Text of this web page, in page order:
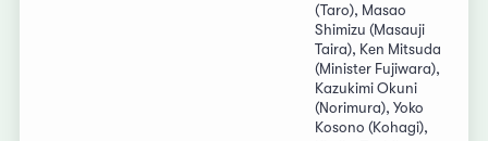
(Taro), Masao
Shimizu (Masauji
Taira), Ken Mitsuda
(Minister Fujiwara),
Kazukimi Okuni
(Norimura), Yoko
Kosono (Kohagi),